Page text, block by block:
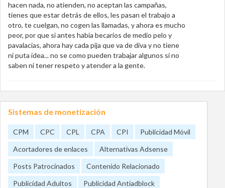
hacen nada, no atienden, no aceptan las campañas,
tienes que estar detrás de ellos, les pasan el trabajo a
otro, te cuelgan, no cogen las llamadas, y ahora es mucho
peor, por que si antes habia becarios de medio pelo y
pavalacias, ahora hay cada pija que va de diva y no tiene
ni puta idea... no se como pueden trabajar algunos si no
saben ni tener respeto y atender a la gente.
Sistemas de monetización
CPM CPC CPL CPA CPI
Publicidad Móvil
Acortadores de enlaces
Alternativas Adsense
Posts Patrocinados
Contenido Relacionado
Publicidad Adultos
Publicidad Antiadblock